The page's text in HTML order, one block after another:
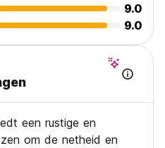
9.0
9.0
een rustige en
om de netheid en